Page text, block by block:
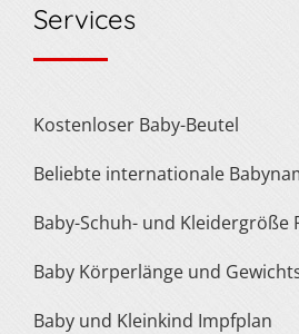
Services
Kostenloser Baby-Beutel
Beliebte internationale
Baby-Schuh- und Kleidergröße
Baby Körperlänge und
Baby und Kleinkind Impfplan